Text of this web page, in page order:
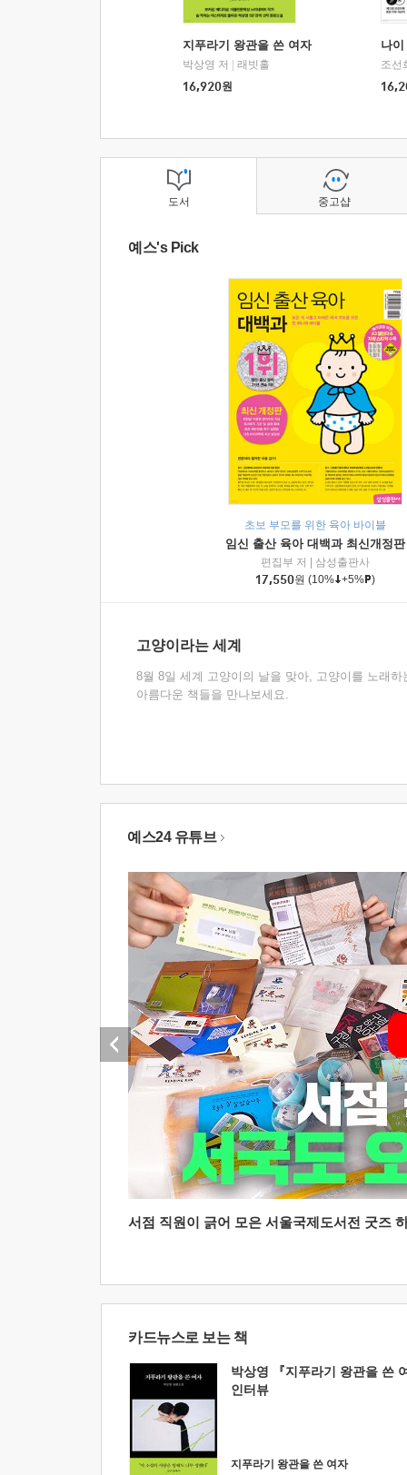
지푸라기 왕관을 쓴 여자
박상영 저
래빗홀
16,920원
나
조선
도서
예스's Pick
초보 부모를 위한 육아 바이블
임신 출산 육아 대백과 최신개정판
편집부 저
삼성출판사
17,550원 (10% +5% )
고양이라는 세계
8월 8일 세계 고양이의 날을 맞아, 고양이를 노래하
아름다운 책들을 만나보세요.
중고샵
예스24 유튜브
서점 직원이 긁어 모은 서울국제도서전 굿즈
카드뉴스로 보는 책
박상영 『지푸라기 왕관을 쓴
인터뷰
지푸라기 왕관을 쓴 여자